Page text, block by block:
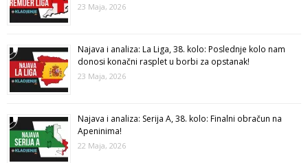
23 Maja, 2026
Najava i analiza: La Liga, 38. kolo: Poslednje kolo nam
donosi konačni rasplet u borbi za opstanak!
23 Maja, 2026
Najava i analiza: Serija A, 38. kolo: Finalni obračun na
Apeninima!
22 Maja, 2026